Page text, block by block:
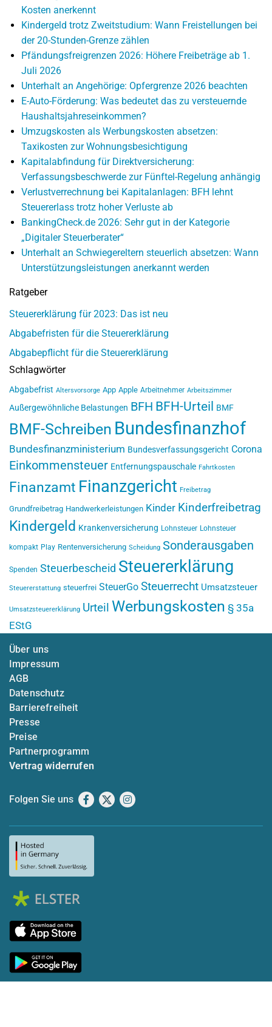
Kosten anerkennt
Kindergeld trotz Zweitstudium: Wann Freistellungen bei
der 20-Stunden-Grenze zählen
Pfändungsfreigrenzen 2026: Höhere Freibeträge ab 1.
Juli 2026
Unterhalt an Angehörige: Opfergrenze 2026 beachten
E-Auto-Förderung: Was bedeutet das zu versteuernde
Haushaltsjahreseinkommen?
Umzugskosten als Werbungskosten absetzen:
Taxikosten zur Wohnungsbesichtigung
Kapitalabfindung für Direktversicherung:
Verfassungsbeschwerde zur Fünftel-Regelung anhängig
Verlustverrechnung bei Kapitalanlagen: BFH lehnt
Steuererlass trotz hoher Verluste ab
BankingCheck.de 2026: Sehr gut in der Kategorie
„Digitaler Steuerberater“
Unterhalt an Schwiegereltern steuerlich absetzen: Wann
Unterstützungsleistungen anerkannt werden
Ratgeber
Steuererklärung für 2023: Das ist neu
Abgabefristen für die Steuererklärung
Abgabepflicht für die Steuererklärung
Schlagwörter
Abgabefrist Altersvorsorge App Apple Arbeitnehmer Arbeitszimmer
Außergewöhnliche Belastungen BFH BFH-Urteil BMF
BMF-Schreiben Bundesfinanzhof
Bundesfinanzministerium Bundesverfassungsgericht Corona
Einkommensteuer Entfernungspauschale Fahrtkosten
Finanzamt Finanzgericht Freibetrag
Grundfreibetrag Handwerkerleistungen Kinder Kinderfreibetrag
Kindergeld Krankenversicherung Lohnsteuer Lohnsteuer
kompakt Play Rentenversicherung Scheidung Sonderausgaben
Spenden Steuerbescheid Steuererklärung
Steuererstattung steuerfrei SteuerGo Steuerrecht Umsatzsteuer
Umsatzsteuererklärung Urteil Werbungskosten § 35a
EStG
Über uns
Impressum
AGB
Datenschutz
Barrierefreiheit
Presse
Preise
Partnerprogramm
Vertrag widerrufen
Folgen Sie uns Facebook
X Instagram